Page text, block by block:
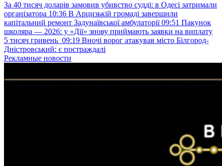
За 40 тисяч доларів замовив убивство судді: в Одесі затримали
організатора 10:36 В Арцизькій громаді завершили
капітальний ремонт Задунаївської амбулаторії 09:51 Пакунок
школяра — 2026: у «Дії» знову приймають заявки на виплату
5 тисяч гривень 09:19 Вночі ворог атакував місто Білгород-
Дністровський: є постраждалі
Рекламные новости